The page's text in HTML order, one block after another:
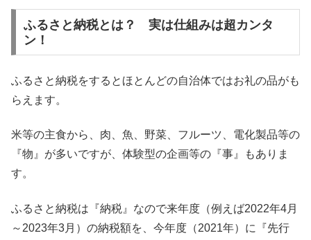
ふるさと納税とは？ 実は仕組みは超カンタ
ン！
ふるさと納税をするとほとんどの自治体ではお礼の品がも
らえます。
米等の主食から、肉、魚、野菜、フルーツ、電化製品等の
『物』が多いですが、体験型の企画等の『事』もありま
す。
ふるさと納税は『納税』なので来年度（例えば2022年4月
～2023年3月）の納税額を、今年度（2021年）に『先行